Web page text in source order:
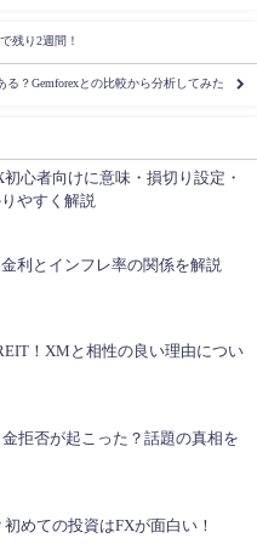
残り2週間！
る？Gemforexとの比較から分析してみた
心者向けに意味・損切り設定・
やすく解説
利とインフレ率の関係を解説
！XMと相性の良い理由につい
拒否が起こった？話題の真相を
めての投資はFXが面白い！